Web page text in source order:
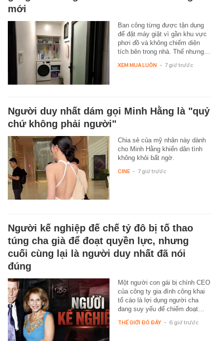
mới
Ban công từng được tận dụng
để đặt máy giặt vì gần khu vực
phơi đồ và không chiếm diện
tích bên trong nhà. Thế nhưng…
XEM MUA LUÔN - 7 giờ trước
Người duy nhất dám gọi Minh Hằng là "quỷ
chứ không phải người"
Chia sẻ của mỹ nhân này dành
cho Minh Hằng khiến dân tình
không khỏi bất ngờ.
CINE - 7 giờ trước
Người kế nghiệp đế chế tỷ đô bị tố thao
túng cha già để đoạt quyền lực, nhưng
cuối cùng lại là người duy nhất đã nói
đúng
Một người con gái bị chính CEO
của công ty gia đình công khai
tố cáo là lợi dụng người cha
đang suy yếu để chiếm đoạt…
THẾ GIỚI ĐÓ ĐÂY - 6 giờ trước